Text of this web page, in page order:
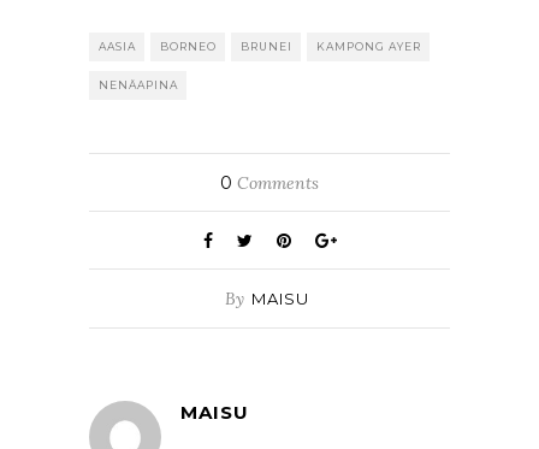
AASIA BORNEO BRUNEI KAMPONG AYER
NENÄAPINA
0 Comments
By MAISU
MAISU